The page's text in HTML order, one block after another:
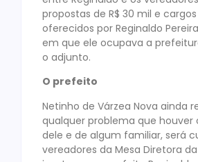
propostas de R$ 30 mil e
oferecidos por Reginaldo
em que ele ocupava a
o adjunto.
O prefeito
Netinho de Várzea Nova ainda
qualquer problema que houver
dele e de algum familiar, será
vereadores da Mesa Diretora